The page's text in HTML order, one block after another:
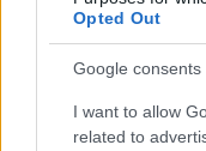
Opted Out
Google consents
I want to allow
related to
műemlékfelújítás